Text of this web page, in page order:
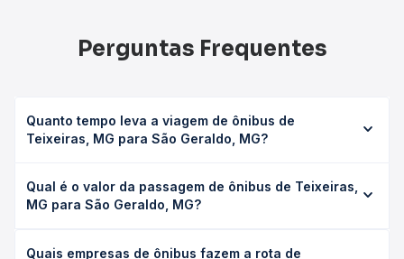
Perguntas Frequentes
Quanto tempo leva a viagem de ônibus de
Teixeiras, MG para São Geraldo, MG?
MG leva em média 0 horas, podendo variar conforme a
viação, o tipo de serviço (convencional, executivo ou
Qual é o valor da passagem de ônibus de Teixeiras,
MG para São Geraldo, MG?
São Geraldo, MG custa em média não identificado e varia
Quais empresas de ônibus fazem a rota de